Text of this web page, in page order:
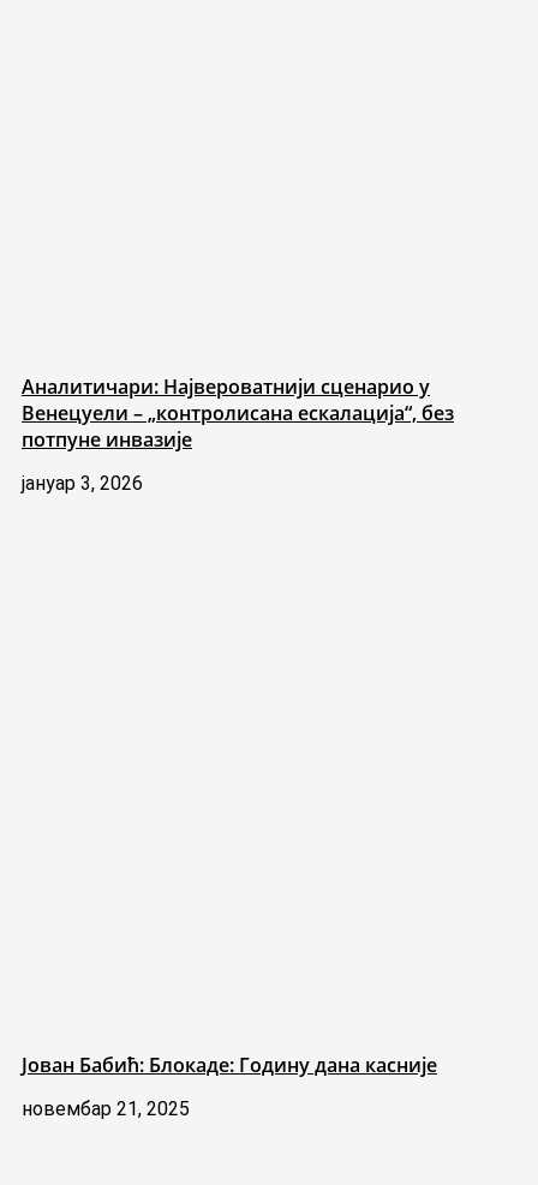
Аналитичари: Највероватнији сценарио у
Венецуели – „контролисана ескалација“, без
потпуне инвазије
јануар 3, 2026
Јован Бабић: Блокаде: Годину дана касније
новембар 21, 2025